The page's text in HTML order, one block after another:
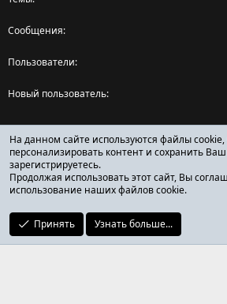
Сообщения
Пользователи
Новый пользователь
Поделиться страницей
Facebook
X (Twitter)
Reddit
ОТЗЫВЫ ОНЛАЙН ФОРУМ
На данном сайте используются файлы
персонализировать контент и сохранить
зарегистрируетесь.
Продолжая использовать этот сайт, Вы
использование наших файлов cookie.
Принять Узнать больше...